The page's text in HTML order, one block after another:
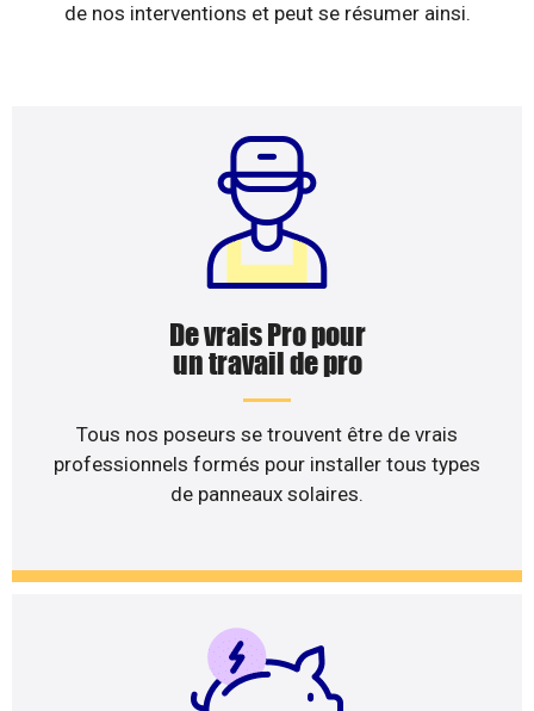
de nos interventions et peut se résumer ainsi.
De vrais Pro pour
un travail de pro
Tous nos poseurs se trouvent être de vrais
professionnels formés pour installer tous types
de panneaux solaires.